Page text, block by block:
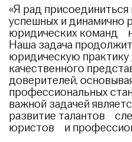
«Я рад
успешных и динамично
юридических команд
Наша задача
юридическую
качественного
доверителей,
профессиональных
важной задачей
развитие талантов
юристов и